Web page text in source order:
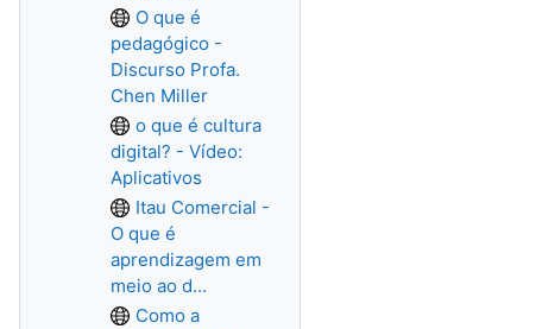
O que é
pedagógico -
Discurso Profa.
Chen Miller
o que é cultura
digital? - Vídeo:
Aplicativos
Itau Comercial -
O que é
aprendizagem em
meio ao d...
Como a